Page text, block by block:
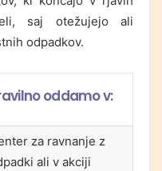
saj otežujejo ali
odpadkov.
oddamo v:
za ravnanje z
ali v akciji